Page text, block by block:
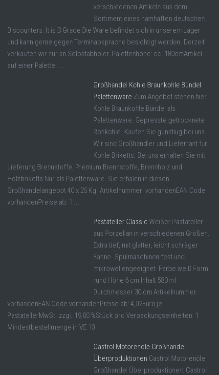
verschiedenen Artikeln aus dem
Sortiment eines namhaften deutschen
Discounters. It is B Grade Die Ware befindet sich in unserem Lager
und kann gerne gegen Terminabsprache besichtigt werden. Derzeit
verkaufen wir nur an Selbstabholer. Palettenhöhe: ca. 180cmArtikel
auf einer Palette: ...
Großhandel Kohle Braunkohle Bündel
Palettenware Zum Angebot stehen hier
Kohle Braunkohle Bündel als
Palettenware. Gepresste getrocknete
Rohkohle. Kaufen Sie günstiug bei uns.
Wir sind Großhändler und Lieferrant für
Kohle Briketts. Bei uns erhalten Sie mit
Lieferung Brennstoffe, Premium Brennstoffe, Brennholz und
Holzbriketts Nur als Palettenware. Sie erhalen in diesen
Großhandelangebot 40 x 25 Kg. Artikelnummer: vorhandenEAN Code
vorhandenPreise ab: 1 ...
Pastateller Classic Weißer Pastateller
aus Porzellan in verschiedenen Größen.
Extra tief, mit glatter, leicht schräger
Fahne. Spülmaschinen fest und
mikrowellengeeignet. Farbe weiß Form
rund Höhe 6 cm Inhalt 580 ml
Durchmesser 30 cm Artikelnummer:
vorhandenEAN Code vorhandenPreise ab: 4,02Euro je
PastatellerMwSt. zzgl. 19,00 %Stück pro Verpackungseinheiten: 1
Mindestbestellmenge in VE 10
Castrol Motorenöle Großhandel
Überproduktionen Castrol Motorenöle
Großhandel Überproduktionen: Castrol